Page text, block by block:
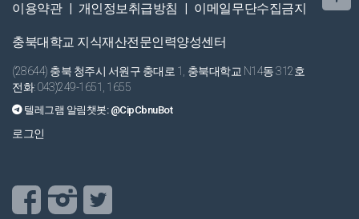
이용약관 | 개인정보취급방침 | 이메일무단수집금지
충북대학교 지식재산전문인력양성센터
(28644) 충북 청주시 서원구 충대로 1, 충북대학교 N14동 312호
전화: 043)249-1651, 1655
텔레그램 알림챗봇: @CipCbnuBot
로그인